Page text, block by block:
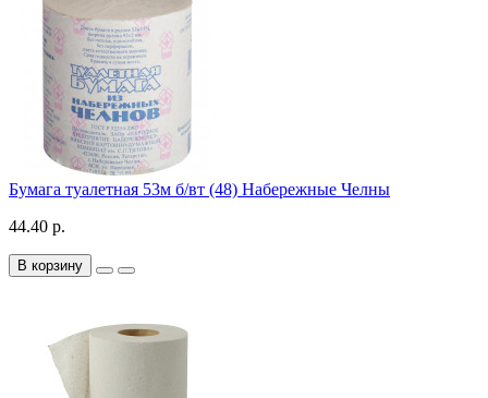
Бумага туалетная 53м б/вт (48) Набережные Челны
44.40 р.
В корзину